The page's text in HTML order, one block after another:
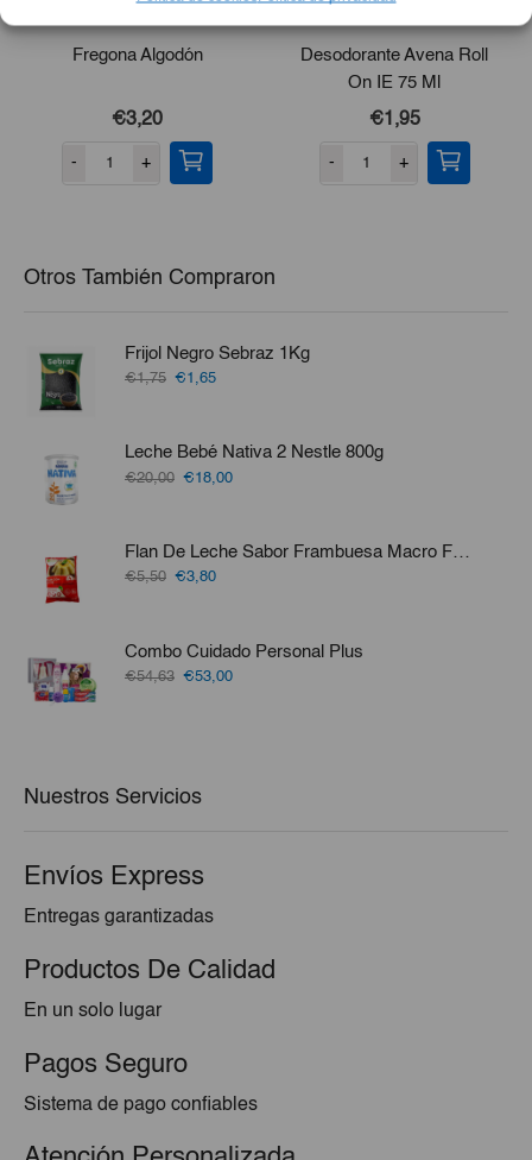
Fregona Algodón
€3,20
- +
Desodorante Avena Roll
On IE 75 Ml
€1,95
- +
Otros También Compraron
Frijol Negro Sebraz 1Kg
€1,75 El
era:
€1,75.
€1,65El
es:
€1,65.
Leche Bebé Nativa 2 Nestle 800g
€20,00 El
era:
€20,00.
€18,00El
es:
€18,00.
Flan De Leche Sabor Frambuesa Macro Food 1kg
€5,50 El
€5,50.
€3,80El
€3,80.
Combo Cuidado Personal Plus
€54,63 El
€53,00El
Nuestros Servicios
Envíos Express
Entregas garantizadas
Productos De Calidad
En un solo lugar
Pagos Seguro
Sistema de pago confiables